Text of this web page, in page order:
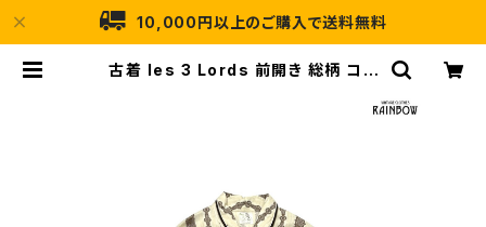
10,000円以上のご購入で送料無料
古着 les 3 Lords 前開き 総柄 コッ